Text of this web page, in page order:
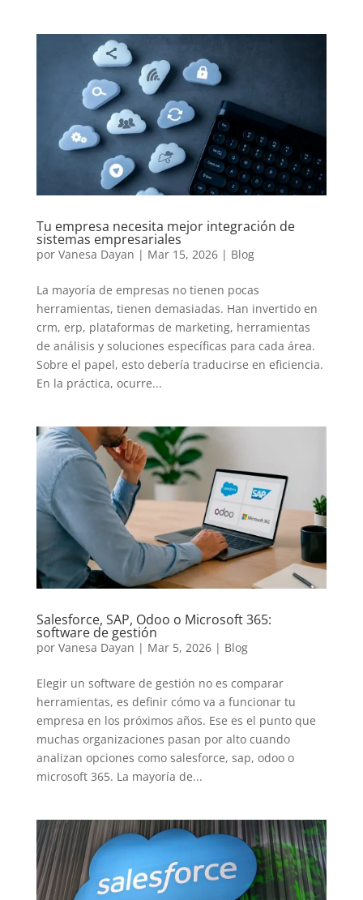
Tu empresa necesita mejor integración de
sistemas empresariales
por Vanesa Dayan | Mar 15, 2026| Blog
La mayoría de empresas no tienen pocas
herramientas, tienen demasiadas. Han invertido en
crm, erp, plataformas de marketing, herramientas
de análisis y soluciones específicas para cada área.
Sobre el papel, esto debería traducirse en eficiencia.
En la práctica, ocurre...
Salesforce, SAP, Odoo o Microsoft 365:
software de gestión
por Vanesa Dayan | Mar 5, 2026| Blog
Elegir un software de gestión no es comparar
herramientas, es definir cómo va a funcionar tu
empresa en los próximos años. Ese es el punto que
muchas organizaciones pasan por alto cuando
analizan opciones como salesforce, sap, odoo o
microsoft 365. La mayoría de...